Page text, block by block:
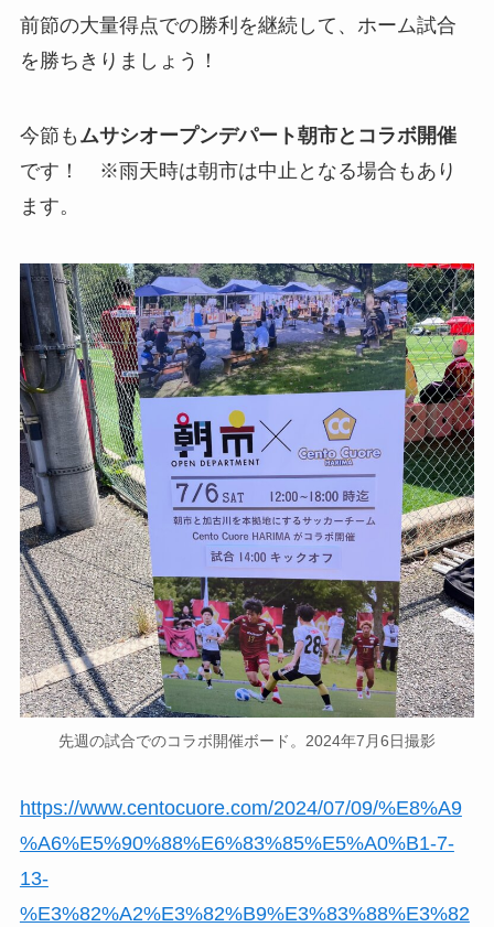
前節の大量得点での勝利を継続して、ホーム試合
を勝ちきりましょう！
今節も ムサシオープンデパート朝市とコラボ開催
です！ ※雨天時は朝市は中止となる場合もあり
ます。
先週の試合でのコラボ開催ボード。2024年7月6日撮影
https://www.centocuore.com/2024/07/09/%E8%A9
%A6%E5%90%88%E6%83%85%E5%A0%B1-7-
13-
%E3%82%A2%E3%82%B9%E3%83%88%E3%82